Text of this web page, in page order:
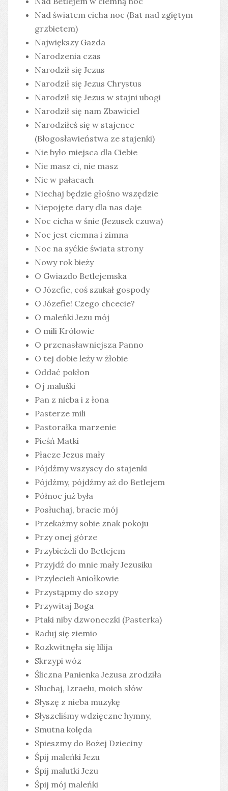
Nad światem cicha noc (Bat nad zgiętym
grzbietem)
Największy Gazda
Narodzenia czas
Narodził się Jezus
Narodził się Jezus Chrystus
Narodził się Jezus w stajni ubogi
Narodził się nam Zbawiciel
Narodziłeś się w stajence
(Błogosławieństwa ze stajenki)
Nie było miejsca dla Ciebie
Nie masz ci, nie masz
Nie w pałacach
Niechaj będzie głośno wszędzie
Niepojęte dary dla nas daje
Noc cicha w śnie (Jezusek czuwa)
Noc jest ciemna i zimna
Noc na syćkie świata strony
Nowy rok bieży
O Gwiazdo Betlejemska
O Józefie, coś szukał gospody
O Józefie! Czego chcecie?
O maleńki Jezu mój
O mili Królowie
O przenasławniejsza Panno
O tej dobie leży w żłobie
Oddać pokłon
Oj maluśki
Pan z nieba i z łona
Pasterze mili
Pastorałka marzenie
Pieśń Matki
Płacze Jezus mały
Pójdźmy wszyscy do stajenki
Pójdźmy, pójdźmy aż do Betlejem
Północ już była
Posłuchaj, bracie mój
Przekażmy sobie znak pokoju
Przy onej górze
Przybieżeli do Betlejem
Przyjdź do mnie mały Jezusiku
Przylecieli Aniołkowie
Przystąpmy do szopy
Przywitaj Boga
Ptaki niby dzwoneczki (Pasterka)
Raduj się ziemio
Rozkwitnęła się lilija
Skrzypi wóz
Śliczna Panienka Jezusa zrodziła
Słuchaj, Izraelu, moich słów
Słyszę z nieba muzykę
Słyszeliśmy wdzięczne hymny,
Smutna kolęda
Spieszmy do Bożej Dzieciny
Śpij maleńki Jezu
Śpij malutki Jezu
Śpij mój maleńki